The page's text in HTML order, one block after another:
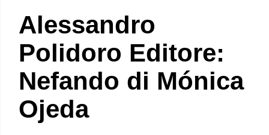
Alessandro
Polidoro Editore:
Nefando di Mónica
Ojeda